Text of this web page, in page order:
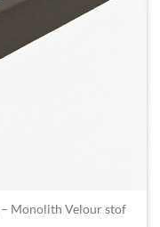
– Monolith Velour stof